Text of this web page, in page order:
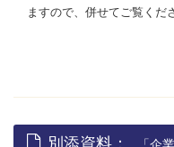
ますので、併せてご覧くだ